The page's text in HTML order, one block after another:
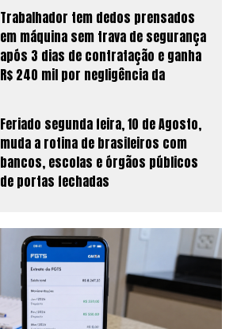
Trabalhador tem dedos prensados
em máquina sem trava de segurança
após 3 dias de contratação e ganha
R$ 240 mil por negligência da
Feriado segunda feira, 10 de Agosto,
muda a rotina de brasileiros com
bancos, escolas e órgãos públicos
de portas fechadas